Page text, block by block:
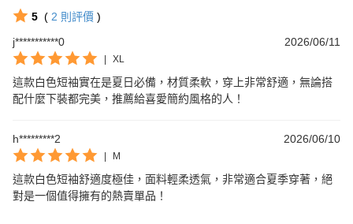
5 ( 2 則評價 )
j***********0
2026/06/11
XL
這款白色短袖實在是夏日必備，材質柔軟，穿上非常舒適，無論搭
配什麼下裝都完美，推薦給喜愛簡約風格的人！
h*********2 2026/06/10
M
這款白色短袖舒適度極佳，面料輕柔透氣，非常適合夏季穿著，絕
對是一個值得擁有的熱賣單品！